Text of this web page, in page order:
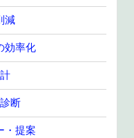
減
効率化
断
・提案